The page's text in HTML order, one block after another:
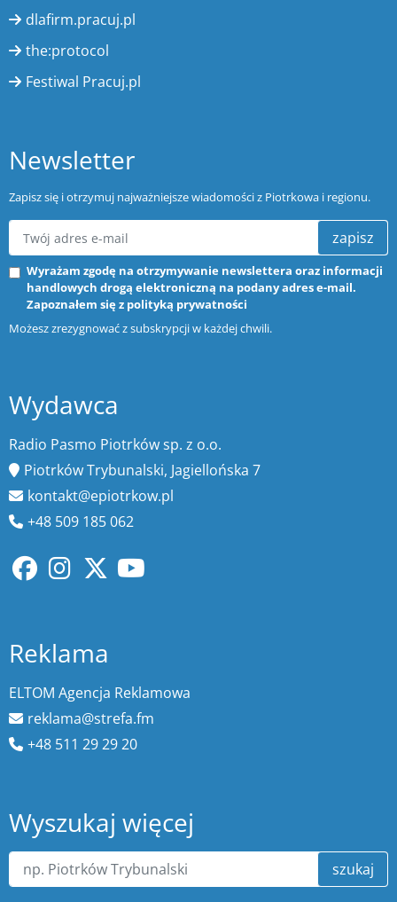
dlafirm.pracuj.pl
the:protocol
Festiwal Pracuj.pl
Newsletter
Zapisz się i otrzymuj najważniejsze wiadomości z Piotrkowa i regionu.
zapisz
Wyrażam zgodę na otrzymywanie newslettera oraz informacji
handlowych drogą elektroniczną na podany adres e-mail.
Zapoznałem się z polityką prywatności
Możesz zrezygnować z subskrypcji w każdej chwili.
Wydawca
Radio Pasmo Piotrków sp. z o.o.
Piotrków Trybunalski, Jagiellońska 7
kontakt@epiotrkow.pl
+48 509 185 062
Reklama
ELTOM Agencja Reklamowa
reklama@strefa.fm
+48 511 29 29 20
Wyszukaj więcej
szukaj